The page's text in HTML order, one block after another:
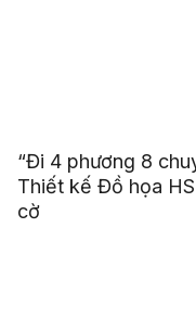
“Đi 4 phương 8
Thiết kế Đồ họa
cờ